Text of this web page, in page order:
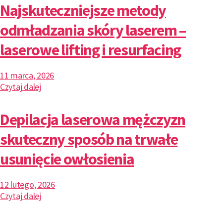
Najskuteczniejsze metody
odmładzania skóry laserem –
laserowe lifting i resurfacing
11 marca, 2026
Czytaj dalej
Depilacja laserowa mężczyzn
skuteczny sposób na trwałe
usunięcie owłosienia
12 lutego, 2026
Czytaj dalej